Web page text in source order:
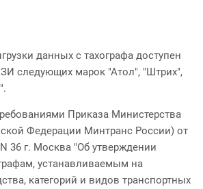
данных с тахографа доступен
следующих марок "Атол", "Штрих",
Приказа Министерства
Федерации Минтранс России) от
36 г. Москва "Об утверждении
устанавливаемым на
категорий и видов транспортных